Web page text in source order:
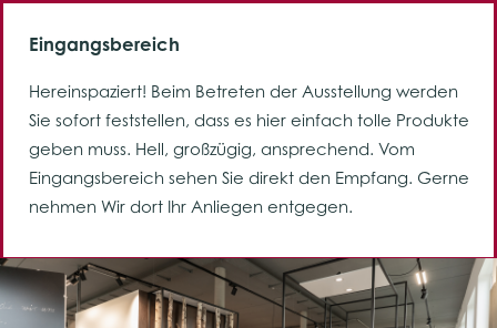
Eingangsbereich
Hereinspaziert! Beim Betreten der Ausstellung werden
Sie sofort feststellen, dass es hier einfach tolle Produkte
geben muss. Hell, großzügig, ansprechend. Vom
Eingangsbereich sehen Sie direkt den Empfang. Gerne
nehmen Wir dort Ihr Anliegen entgegen.